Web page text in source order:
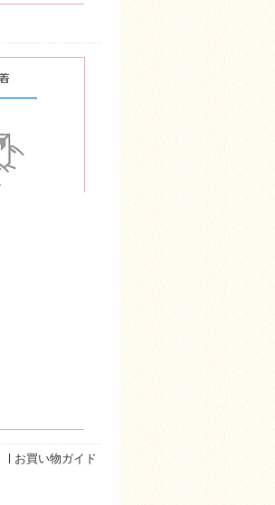
お買い物ガイド